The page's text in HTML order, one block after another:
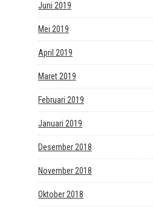
Juni 2019
Mei 2019
April 2019
Maret 2019
Februari 2019
Januari 2019
Desember 2018
November 2018
Oktober 2018